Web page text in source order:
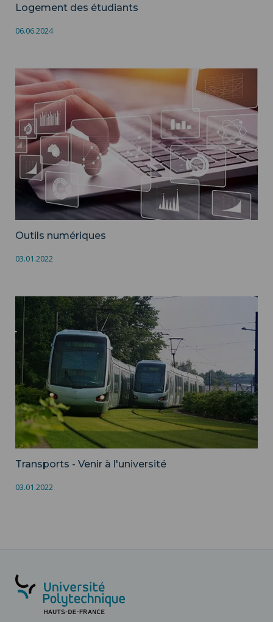
Logement des étudiants
06.06.2024
Outils numériques ">
Outils numériques
03.01.2022
Transports - Venir à l'université ">
Transports - Venir à l'université
03.01.2022